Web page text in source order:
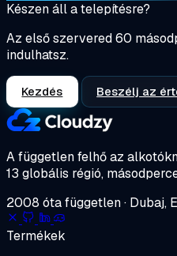
Készen áll a telepítésre?
Az első szervered 60
indulhatsz.
Kezdés Beszélj az
A független felhő az
13 globális régió,
2008 óta független · Dubaj,
Termékek